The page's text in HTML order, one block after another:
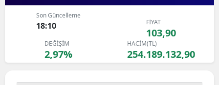
Son Güncelleme
18:10 FİYAT
103,90
DEĞİŞİM
2,97%
HACİM(TL)
254.189.132,90